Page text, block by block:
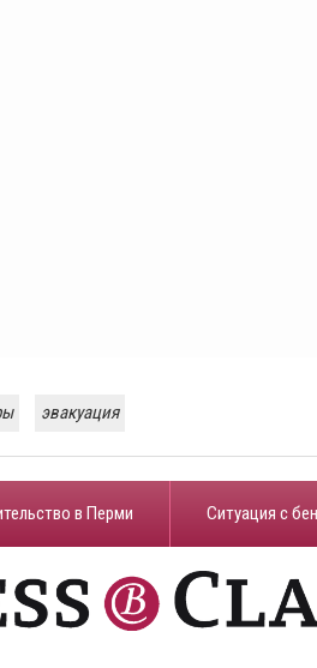
эвакуация
в Перми ​Ситуация с